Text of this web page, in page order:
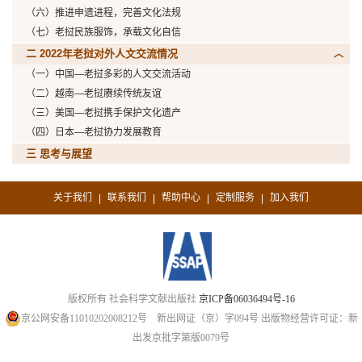
（六）推进申遗进程，完善文化法规
（七）老挝民族服饰，承载文化自信
二 2022年老挝对外人文交流情况
（一）中国—老挝多彩的人文交流活动
（二）越南—老挝赓续传统友谊
（三）美国—老挝携手保护文化遗产
（四）日本—老挝协力发展教育
三 思考与展望
关于我们 | 联系我们 | 帮助中心 | 定制服务 | 加入我们
版权所有 社会科学文献出版社 京ICP备06036494号-16
京公网安备11010202008212号 新出网证（京）字094号 出版物经营许可证：新
出发京批字第版0079号